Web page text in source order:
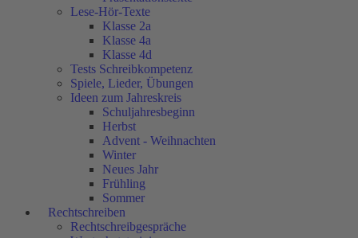
Lese-Hör-Texte
Klasse 2a
Klasse 4a
Klasse 4d
Tests Schreibkompetenz
Spiele, Lieder, Übungen
Ideen zum Jahreskreis
Schuljahresbeginn
Herbst
Advent - Weihnachten
Winter
Neues Jahr
Frühling
Sommer
Rechtschreiben
Rechtschreibgespräche